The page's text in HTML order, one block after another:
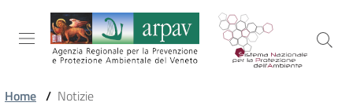
Salta al contenuto
Salta alla navigazione
Salta al footer
Home / Notizie